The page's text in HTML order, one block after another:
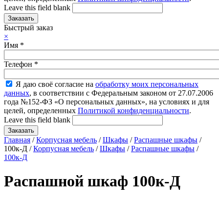
Leave this field blank
Быстрый заказ
×
Имя *
Телефон *
Я даю своё согласие на обработку моих персональных
данных, в соответствии с Федеральным законом от 27.07.2006
года №152-ФЗ «О персональных данных», на условиях и для
целей, определенных Политикой конфиденциальности.
Leave this field blank
Главная /Корпусная мебель /Шкафы /Распашные шкафы /
100к-Д /Корпусная мебель /Шкафы /Распашные шкафы /
100к-Д
Распашной шкаф 100к-Д